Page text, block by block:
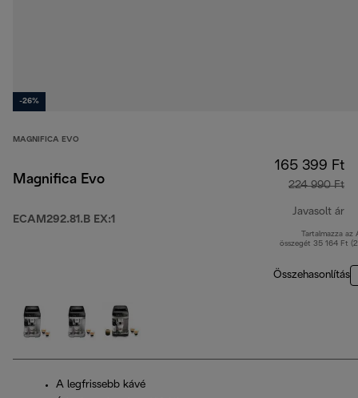
-26%
MAGNIFICA EVO
Magnifica Evo
ECAM292.81.B EX:1
165 399 Ft
224 990 Ft
Javasolt ár
Tartalmazza az
összegét 35 164 Ft
Összehasonlítás
A legfrissebb kávé